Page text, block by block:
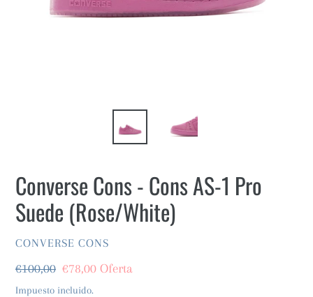
Converse Cons - Cons AS-1 Pro
Suede (Rose/White)
VENDEDOR
CONVERSE CONS
Precio
habitual
€100,00 Precio
de
€78,00Oferta
Impuesto incluido.